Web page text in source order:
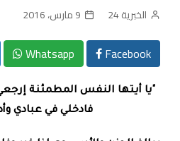
الخبرية 24 9 مارس، 2016
Facebook
Whatsapp
"يا أيتها النفس المطمئنة
فادخلي في عبادي